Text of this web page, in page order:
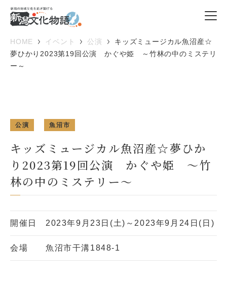
HOME イベント 公演
キッズミュージカル魚沼産☆
夢ひかり2023第19回公演 かぐや姫 ～竹林の中のミステリ
ー～
公演 魚沼市
キッズミュージカル魚沼産☆夢ひか
り2023第19回公演 かぐや姫 ～竹
林の中のミステリー～
開催日 2023年9月23日(土)～2023年9月24日(日)
会場 魚沼市干溝1848-1